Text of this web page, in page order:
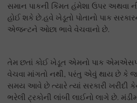
સમાન પાકની કિંમત હંમેશા ઉપર અથવા
હોઈ શકે છે.હવે ખેડૂતો પોતાનો પાક
એજન્ટને ઓછા ભાવે વેચવાનો છે.
તેમ છતાં કોઈ ખેડૂત એમનો પાક
વેચવા માંગતો નથી, પરંતુ એવું થાય છે કે
સમય આવે છે ત્યારે ત્યાં સરકારી ખરીદી
ભરેલી ટ્રકોની લાંબી લાઈનો લાગે છે.